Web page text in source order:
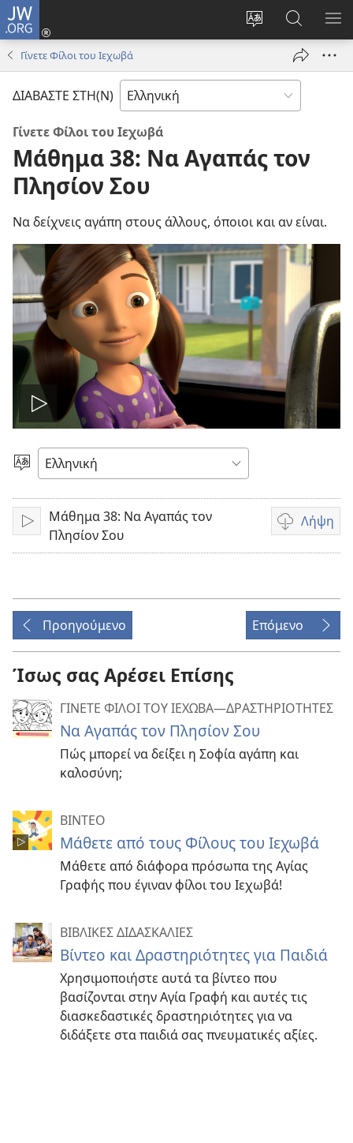
JW.ORG
Αλλαγή
γλώσσας
ιστότοπου
Σύνδεση
(ανοίγει
παράθυρο)
στο
JW.ORG
Γίνετε Φίλοι του Ιεχωβά
ΔΙΑΒΑΣΤΕ ΣΤΗ(Ν)
Γίνετε Φίλοι του Ιεχωβά
Μάθημα 38: Να Αγαπάς τον
Πλησίον Σου
Να δείχνεις αγάπη στους άλλους, όποιοι και αν είναι.
Αναπαραγωγή
βίντεο
Επιλέξτε
Γλώσσα
Αναπαραγωγή
Μάθημα 38: Να Αγαπάς τον
Πλησίον Σου
Λήψη
Επιλογές
λήψης
Προηγούμενο Επόμενο
Ίσως σας Αρέσει Επίσης
ΓΙΝΕΤΕ ΦΙΛΟΙ ΤΟΥ ΙΕΧΩΒΑ—ΔΡΑΣΤΗΡΙΟΤΗΤΕΣ
Να Αγαπάς τον Πλησίον Σου
Πώς μπορεί να δείξει η Σοφία αγάπη και
καλοσύνη;
ΒΙΝΤΕΟ
Μάθετε από τους Φίλους του Ιεχωβά
Μάθετε από διάφορα πρόσωπα της Αγίας
Γραφής που έγιναν φίλοι του Ιεχωβά!
ΒΙΒΛΙΚΕΣ ΔΙΔΑΣΚΑΛΙΕΣ
Βίντεο και Δραστηριότητες για Παιδιά
Χρησιμοποιήστε αυτά τα βίντεο που
βασίζονται στην Αγία Γραφή και αυτές τις
διασκεδαστικές δραστηριότητες για να
διδάξετε στα παιδιά σας πνευματικές αξίες.